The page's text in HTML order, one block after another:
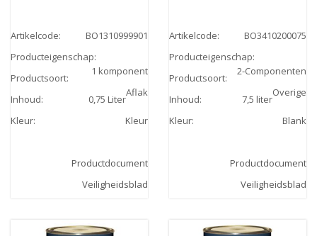
Artikelcode:
BO1310999901
Producteigenschap:
1 komponent
Productsoort:
Aflak
Inhoud:
0,75 Liter
Kleur: Kleur
Productdocument
Veiligheidsblad
Artikelcode:
BO3410200075
Producteigenschap:
2-Componenten
Productsoort:
Overige
Inhoud:
7,5 liter
Kleur: Blank
Productdocument
Veiligheidsblad